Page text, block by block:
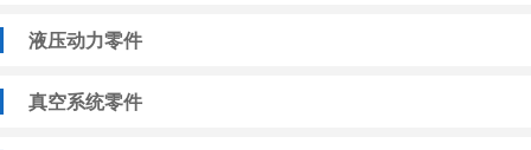
液压动力零件
真空系统零件